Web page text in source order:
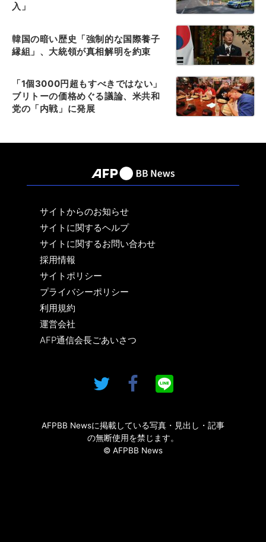
入」
韓国の暗い歴史「強制的な国際養子
縁組」、大統領が真相解明を約束
「1個3000円超もすべきではない」
ブリトーの価格めぐる議論、米共和
党の「内戦」に発展
サイトからのお知らせ
サイトに関するヘルプ
サイトに関するお問い合わせ
採用情報
サイトポリシー
プライバシーポリシー
利用規約
運営会社
AFP通信会長ごあいさつ
AFPBB Newsに掲載している写真・見出し・記事
の無断使用を禁じます。
© AFPBB News